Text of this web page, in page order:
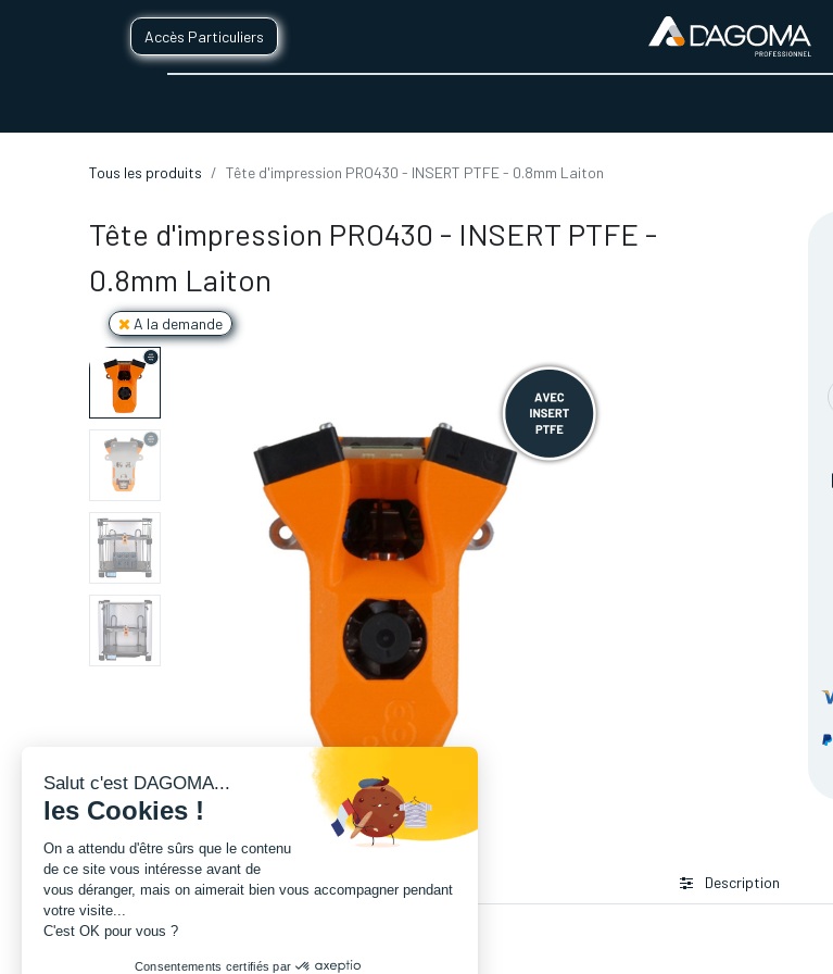
Accès Particuliers
Tous les produits Tête d'impression PRO430 - INSERT PTFE - 0.8mm Laiton
Tête d'impression PRO430 - INSERT PTFE -
0.8mm Laiton
A la demande
Description
Salut c'est DAGOMA...
les Cookies !
On a attendu d'être sûrs que le contenu
de ce site vous intéresse avant de
vous déranger, mais on aimerait bien vous accompagner pendant
votre visite...
C'est OK pour vous ?
Consentements certifiés par